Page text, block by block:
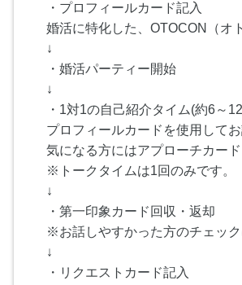
・プロフィールカード記入
婚活に特化した、OTOCON（オ
↓
・婚活パーティー開始
↓
・1対1の自己紹介タイム(約6～
プロフィールカードを使用してお
気になる方にはアプローチカー
※トークタイムは1回のみです。
↓
・第一印象カード回収・返却
※お話しやすかった方のチェッ
↓
・リクエストカード記入